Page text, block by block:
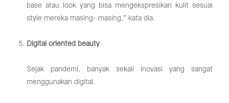
base atau look yang bisa mengekspresikan kulit sesuai
style mereka masing- masing,” kata dia.
Digital oriented beauty
Sejak pandemi, banyak sekali inovasi yang sangat
menggunakan digital.